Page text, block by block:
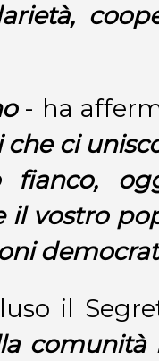
- ha
ci
fianco,
vostro
il
comunità